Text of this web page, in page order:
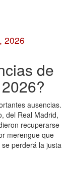
2026
de
ausencias.
del Real Madrid,
recuperarse
merengue que
perderá la justa